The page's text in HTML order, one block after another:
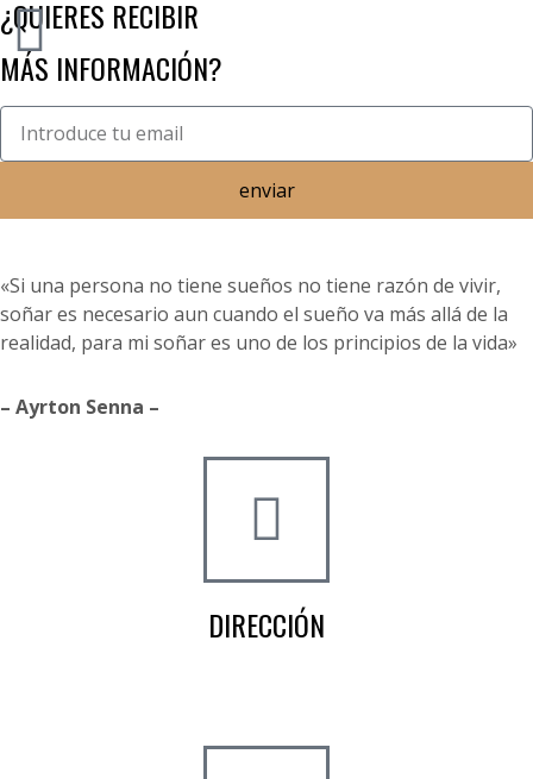
¿QUIERES RECIBIR
MÁS INFORMACIÓN?
enviar
«Si una persona no tiene sueños no tiene razón de vivir,
soñar es necesario aun cuando el sueño va más allá de la
realidad, para mi soñar es uno de los principios de la vida»
– Ayrton Senna –
DIRECCIÓN